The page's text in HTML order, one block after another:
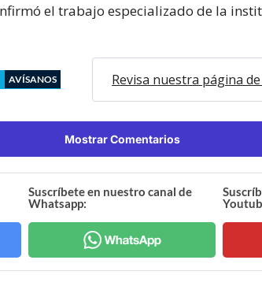
el trabajo especializado de la
AVÍSANOS Revisa nuestra página
Mostrar Comentarios
Suscríbete en nuestro canal de
Whatsapp: